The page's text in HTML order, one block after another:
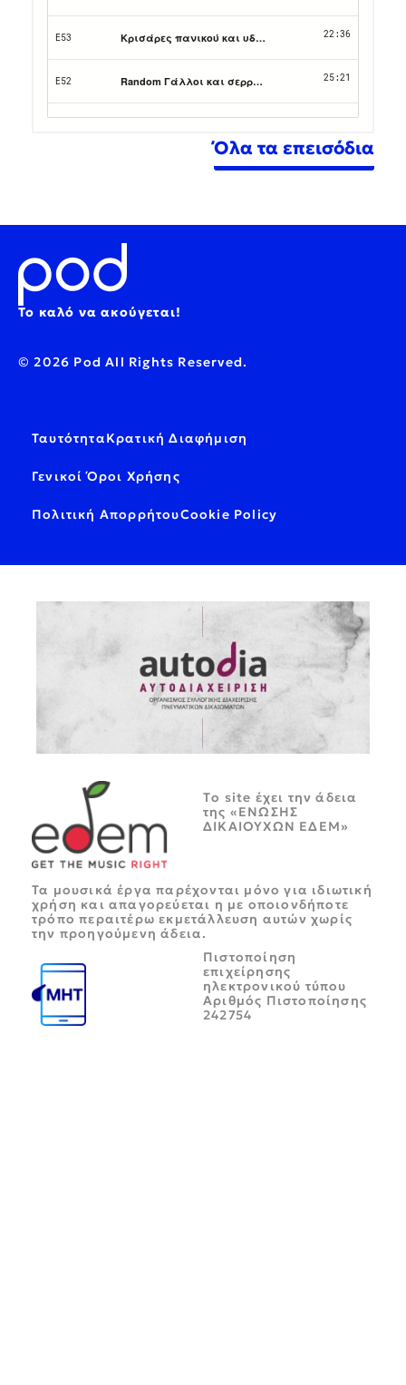
Όλα τα επεισόδια
Το καλό να ακούγεται!
© 2026 Pod All Rights Reserved.
ΤαυτότηταΚρατική Διαφήμιση
Γενικοί Όροι Χρήσης
Πολιτική ΑπορρήτουCookie Policy
Tο site έχει την άδεια
της «ΕΝΩΣΗΣ
ΔΙΚΑΙΟΥΧΩΝ ΕΔΕΜ»
Τα μουσικά έργα παρέχονται μόνο για ιδιωτική
χρήση και απαγορεύεται η με οποιονδήποτε
τρόπο περαιτέρω εκμετάλλευση αυτών χωρίς
την προηγούμενη άδεια.
Πιστοποίηση
επιχείρησης
ηλεκτρονικού τύπου
Αριθμός Πιστοποίησης
242754